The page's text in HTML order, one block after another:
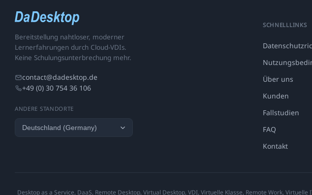
Bereitstellung nahtloser, moderner
Lernerfahrungen durch Cloud-VDIs.
Keine Schulungsunterbrechung mehr.
contact@dadesktop.de
+49 (0) 30 754 36 106
ANDERE STANDORTE
SCHNELLLINKS
Über uns
Kunden
Fallstudien
FAQ
Kontakt
Desktop as a Service, DaaS, Remote Desktop, Virtual Desktop, VDI, Virtuelle Klasse, Remote Work,